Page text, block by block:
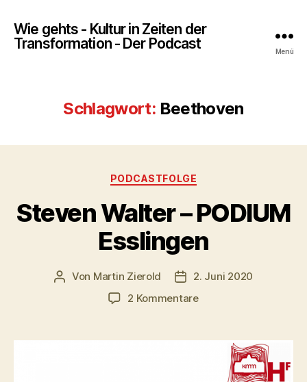
Wie gehts - Kultur in Zeiten der
Transformation - Der Podcast
Menü
Schlagwort: Beethoven
Kategorien
PODCASTFOLGE
Steven Walter – PODIUM
Esslingen
Beitragsautor
Von Martin Zierold Veröffentlichungsdatum
2. Juni 2020
2 Kommentarezu
–
PODIUM
Esslingen